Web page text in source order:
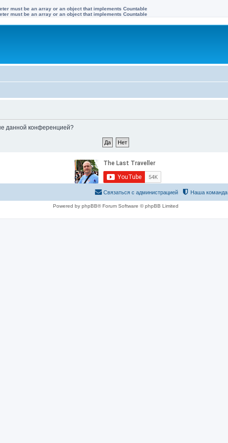
must be an array or an object that implements Countable
must be an array or an object that implements Countable
данной конференцией?
Наша команда
Связаться с администрацией
Powered by phpBB® Forum Software © phpBB Limited